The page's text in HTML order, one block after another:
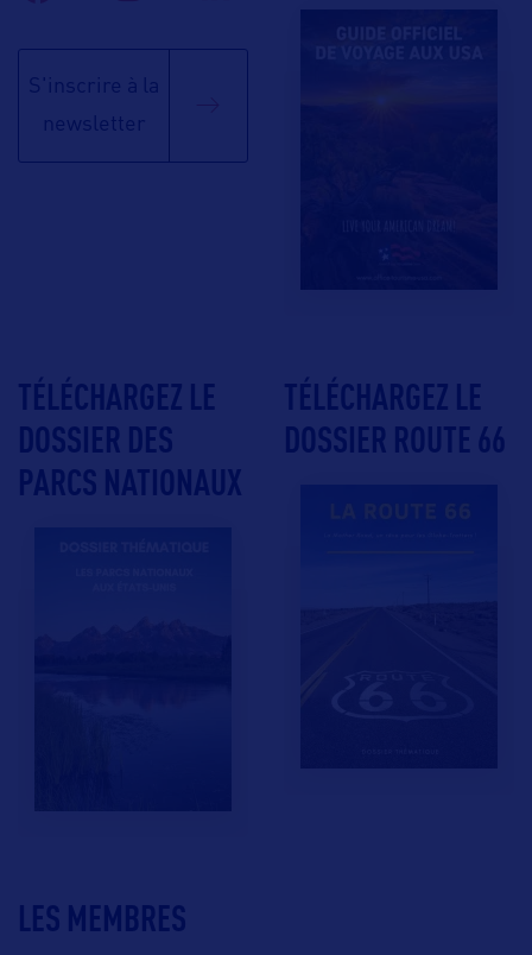
LES MEMBRES
S'inscrire à la
newsletter
TÉLÉCHARGEZ LE
DOSSIER DES
PARCS NATIONAUX
TÉLÉCHARGEZ LE
DOSSIER ROUTE 66